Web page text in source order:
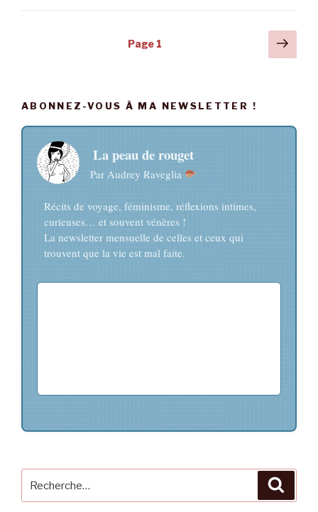
Page 1
ABONNEZ-VOUS À MA NEWSLETTER !
La peau de rouget
Par Audrey Raveglia
Récits de voyage, féminisme, réflexions intimes,
curieuses… et souvent vénères !
La newsletter mensuelle de celles et ceux qui
trouvent que la vie est mal faite.